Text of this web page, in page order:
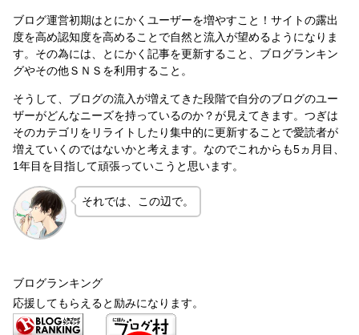
ブログ運営初期はとにかくユーザーを増やすこと！サイトの露出
度を高め認知度を高めることで自然と流入が望めるようになりま
す。その為には、とにかく記事を更新すること、ブログランキン
グやその他ＳＮＳを利用すること。
そうして、ブログの流入が増えてきた段階で自分のブログのユー
ザーがどんなニーズを持っているのか？が見えてきます。つぎは
そのカテゴリをリライトしたり集中的に更新することで愛読者が
増えていくのではないかと考えます。なのでこれからも5ヵ月目、
1年目を目指して頑張っていこうと思います。
それでは、この辺で。
ブログランキング
応援してもらえると励みになります。